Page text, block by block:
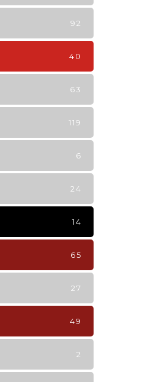
92
40
63
119
6
24
14
65
27
49
2